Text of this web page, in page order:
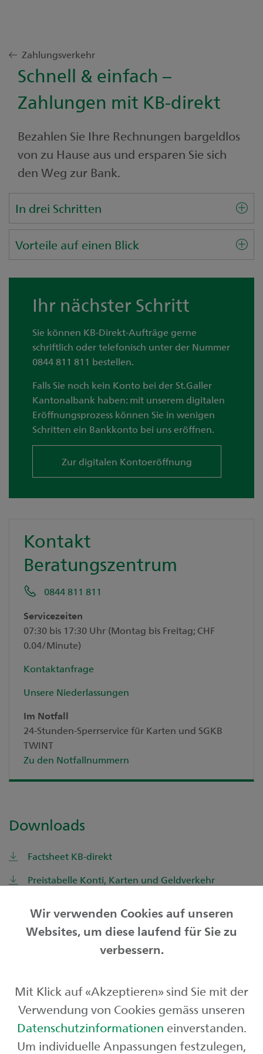
Zahlungsverkehr
Schnell & einfach –
Zahlungen mit KB-direkt
Bezahlen Sie Ihre Rechnungen bargeldlos
von zu Hause aus und ersparen Sie sich
den Weg zur Bank.
In drei Schritten
Vorteile auf einen Blick
Ihr nächster Schritt
Sie können KB-Direkt-Aufträge gerne
schriftlich oder telefonisch unter der Nummer
0844 811 811 bestellen.
Falls Sie noch kein Konto bei der St.Galler
Kantonalbank haben: mit unserem digitalen
Eröffnungsprozess können Sie in wenigen
Schritten ein Bankkonto bei uns eröffnen.
Zur digitalen Kontoeröffnung
Kontakt
Beratungszentrum
0844 811 811
Servicezeiten
07:30 bis 17:30 Uhr (Montag bis Freitag; CHF
0.04/Minute)
Kontaktanfrage
Unsere Niederlassungen
Im Notfall
24-Stunden-Sperrservice für Karten und SGKB
TWINT
Zu den Notfallnummern
Downloads
Factsheet KB-direkt
Preistabelle Konti, Karten und Geldverkehr
Privatkunden
Börse und Märkte
Über uns
Wir verwenden Cookies auf unseren
Websites, um diese laufend für Sie zu
verbessern.
Mit Klick auf «Akzeptieren» sind Sie mit der
Verwendung von Cookies gemäss unseren
Datenschutzinformationen einverstanden.
Um individuelle Anpassungen festzulegen,